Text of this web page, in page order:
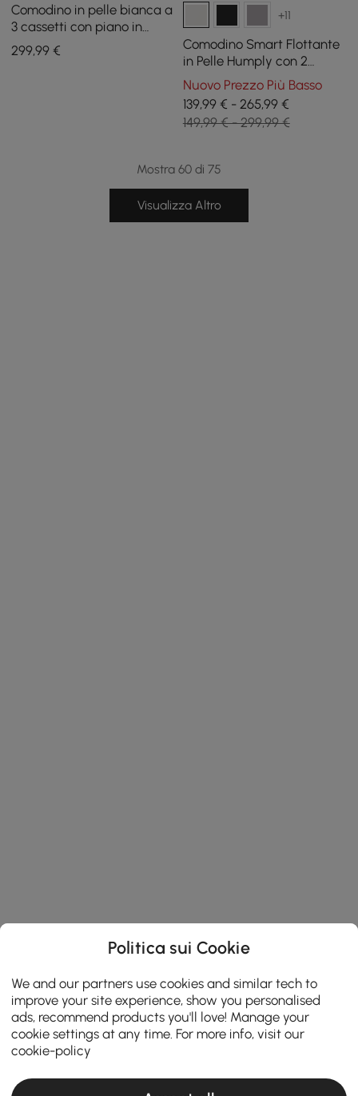
Comodino in pelle bianca a
3 cassetti con piano in
pietra sinterizzata e porta
USB
299,99 €
+11
Comodino Smart Flottante
in Pelle Humply con 2
Cassetti
Nuovo Prezzo Più Basso
139,99 € - 265,99 €
149,99 € - 299,99 €
Mostra 60 di 75
Visualizza Altro
Politica sui Cookie
We and our partners use cookies and similar tech to
improve your site experience, show you personalised
ads, recommend products you'll love! Manage your
cookie settings at any time. For more info, visit our
cookie-policy